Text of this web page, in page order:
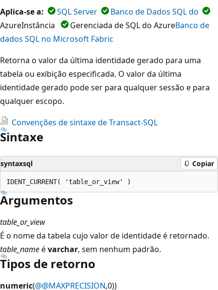
Aplica-se a: SQL Server
Banco de Dados SQL do
AzureInstância
Gerenciada de SQL do AzureBanco de
dados SQL no Microsoft Fabric
Retorna o valor da última identidade gerado para uma
tabela ou exibição especificada. O valor da última
identidade gerado pode ser para qualquer sessão e para
qualquer escopo.
Convenções de sintaxe de Transact-SQL
Sintaxe
syntaxsql Copiar
Argumentos
table_or_view
É o nome da tabela cujo valor de identidade é retornado.
table_nameévarchar, sem nenhum padrão.
Tipos de retorno
numeric(@@MAXPRECISION,0))